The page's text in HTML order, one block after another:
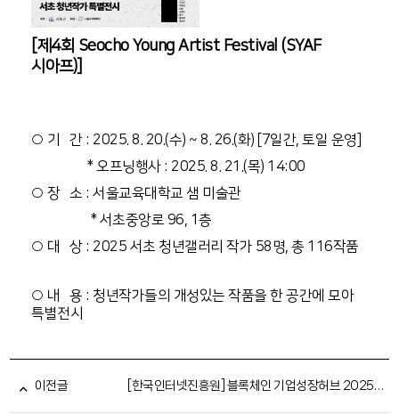
제4회 Seocho Young Artist Festival (SYAF
시아프)]
○ 기 간 : 2025. 8. 20.(수) ~ 8. 26.(화) [7일간, 토일 운영]
* 오프닝행사 : 2025. 8. 21.(목) 14:00
○ 장 소 : 서울교육대학교 샘 미술관
* 서초중앙로 96, 1층
○ 대 상 : 2025 서초 청년갤러리 작가 58명, 총 116작품
○ 내 용 : 청년작가들의 개성있는 작품을 한 공간에 모아
특별전시
이전글 [한국인터넷진흥원] 블록체인 기업성장허브 2025년 입주기업 모집 안내